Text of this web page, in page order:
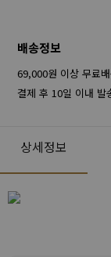
배송정보
69,000원 이상 무료
결제 후 10일 이내 발
상세정보